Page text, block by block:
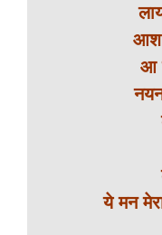
आश
आ
ये मन